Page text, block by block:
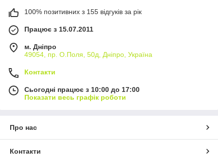
100% позитивних з 155 відгуків за рік
Працює з 15.07.2011
м. Дніпро
49054, пр. О.Поля, 50д, Дніпро, Україна
Контакти
Сьогодні працює з 10:00 до 17:00
Показати весь графік роботи
Про нас
Контакти